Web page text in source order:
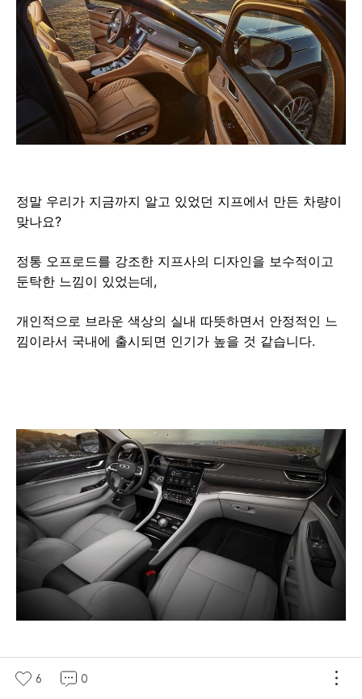
정말 우리가 지금까지 알고 있었던 지프에서 만든 차량이
맞나요?
정통 오프로드를 강조한 지프사의 디자인을 보수적이고
둔탁한 느낌이 있었는데,
개인적으로 브라운 색상의 실내 따뜻하면서 안정적인 느
낌이라서 국내에 출시되면 인기가 높을 것 같습니다.
화이트 계열의 투톤 컬러도 세련된 느낌이네요!
6 0